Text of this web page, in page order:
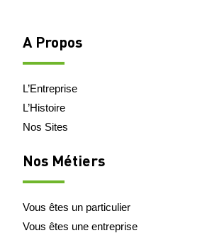
A Propos
L’Entreprise
L’Histoire
Nos Sites
Nos Métiers
Vous êtes un particulier
Vous êtes une entreprise